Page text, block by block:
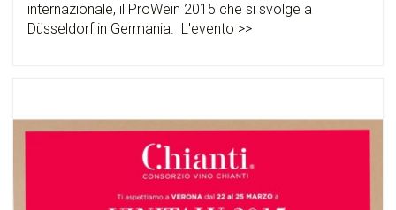
internazionale, il ProWein 2015 che si svolge a
Düsseldorf in Germania. L'evento >>